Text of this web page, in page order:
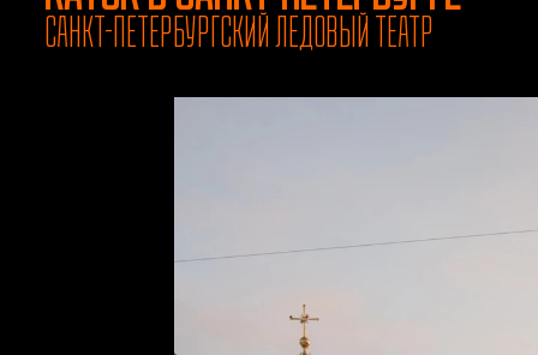
Санкт-Петербургский ледовый театр